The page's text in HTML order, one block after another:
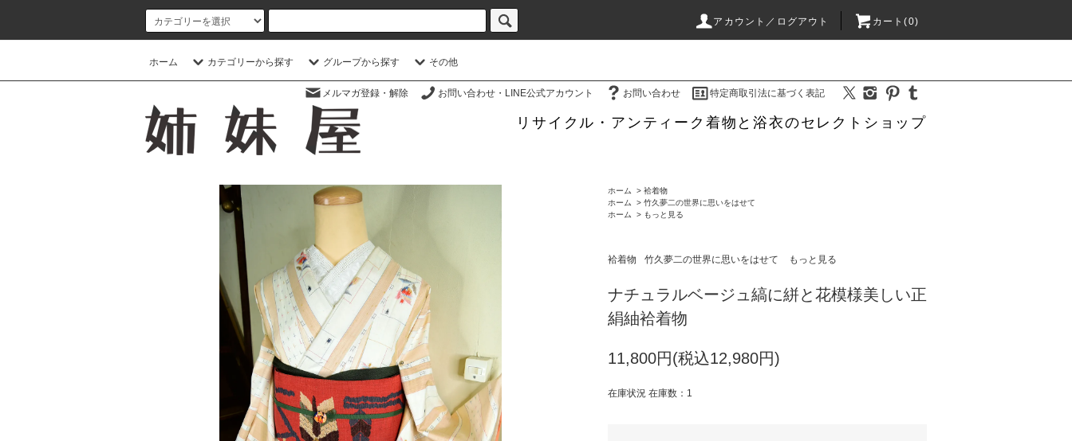
アカウント／ログアウト カート(0)
ホーム カテゴリーから探す グループから探す その他
メルマガ登録・解除 お問い合わせ・LINE公式アカウント お問い合わせ 特定商取引法に基づく表記
リサイクル・アンティーク着物と浴衣のセレクトショップ
ホーム > 袷着物
ホーム
> 竹久夢二の世界に思いをはせて
ホーム
> もっと見る
袷着物 竹久夢二の世界に思いをはせて もっと見る
ナチュラルベージュ縞に絣と花模様美しい正
絹紬袷着物
11,800円(税込12,980円)
在庫状況 在庫数：1